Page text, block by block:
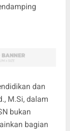
dan
M.Si, dalam
bukan
bagian